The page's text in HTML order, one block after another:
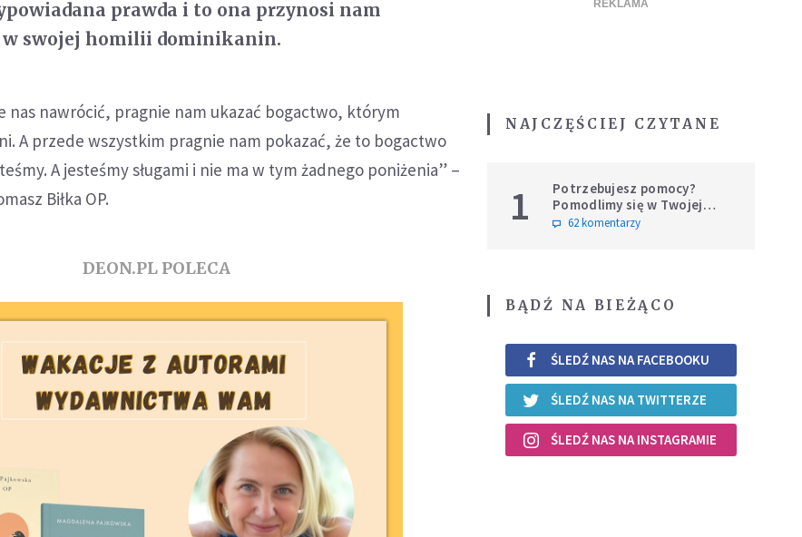
prawda i to ona przynosi nam
swojej homilii dominikanin.
nas nawrócić, pragnie nam ukazać bogactwo, którym
A przede wszystkim pragnie nam pokazać, że to bogactwo
A jesteśmy sługami i nie ma w tym żadnego poniżenia” –
Biłka OP.
DEON.PL POLECA
NAJCZĘŚCIEJ CZYTANE
1
Potrzebujesz pomocy?
Pomodlimy się w Twojej
intencji
62 komentarzy
BĄDŹ NA BIEŻĄCO
ŚLEDŹ NAS NA FACEBOOKU
ŚLEDŹ NAS NA TWITTERZE
ŚLEDŹ NAS NA INSTAGRAMIE